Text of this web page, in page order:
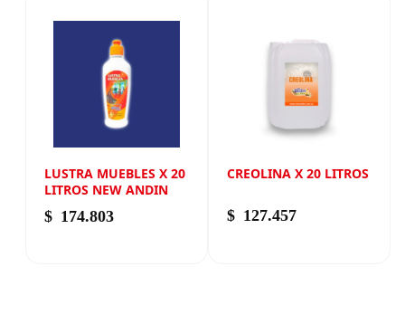
LUSTRA MUEBLES X 20
LITROS NEW ANDIN
$ 174.803
CREOLINA X 20 LITROS
$ 127.457